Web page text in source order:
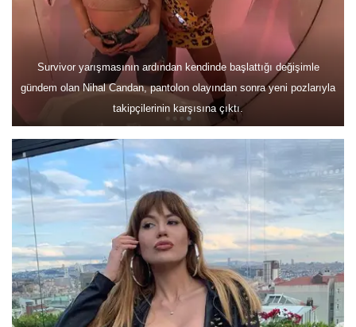
Survivor yarışmasının ardından kendinde başlattığı değişimle
gündem olan Nihal Candan, pantolon olayından sonra yeni pozlarıyla
takipçilerinin karşısına çıktı.